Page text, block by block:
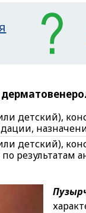
детский),
детский),
результатам